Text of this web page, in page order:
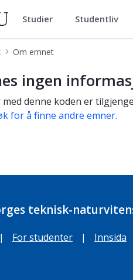
Studier Studentliv
Om emnet
ingen
denne koden er
for å finne andre emner.
teknisk-
| For studenter | Innsida